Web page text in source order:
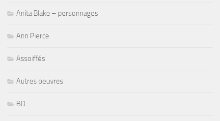
Anita Blake – personnages
Ann Pierce
Assoiffés
Autres oeuvres
BD